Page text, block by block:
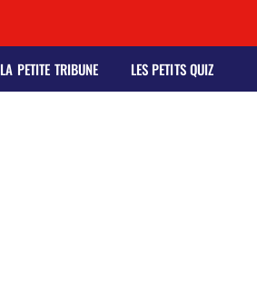
LA PETITE TRIBUNE LES PETITS QUIZ